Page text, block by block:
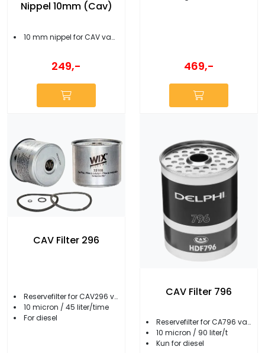
Nippel 10mm (Cav)
10 mm nippel for CAV vannutskiller
249,- 469,-
CAV Filter 296
Reservefilter for CAV296 vannutskiller
10 micron / 45 liter/time
For diesel
CAV Filter 796
Reservefilter for CA796 vannutskiller
10 micron / 90 liter/t
Kun for diesel